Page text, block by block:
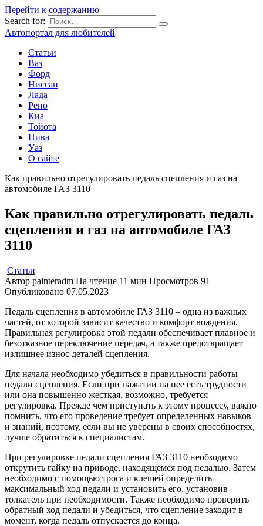
Перейти к содержанию
Search for:
Автопортал для любителей
Статьи
Ваз
Форд
Ниссан
Лада
Рено
Киа
Тойота
Нива
Уаз
О сайте
Как правильно отрегулировать педаль сцепления и газ на
автомобиле ГАЗ 3110
Как правильно отрегулировать педаль
сцепления и газ на автомобиле ГАЗ
3110
Статьи
Автор painteradm На чтение 11 мин Просмотров 91
Опубликовано 07.05.2023
Педаль сцепления в автомобиле ГАЗ 3110 – одна из важных
частей, от которой зависит качество и комфорт вождения.
Правильная регулировка этой педали обеспечивает плавное и
безотказное переключение передач, а также предотвращает
излишнее износ деталей сцепления.
Для начала необходимо убедиться в правильности работы
педали сцепления. Если при нажатии на нее есть трудности
или она повышенно жесткая, возможно, требуется
регулировка. Прежде чем приступать к этому процессу, важно
помнить, что его проведение требует определенных навыков
и знаний, поэтому, если вы не уверены в своих способностях,
лучше обратиться к специалистам.
При регулировке педали сцепления ГАЗ 3110 необходимо
открутить гайку на приводе, находящемся под педалью. Затем
необходимо с помощью троса и клещей определить
максимальный ход педали и установить его, установив
толкатель при необходимости. Также необходимо проверить
обратный ход педали и убедиться, что сцепление заходит в
момент, когда педаль отпускается до конца.